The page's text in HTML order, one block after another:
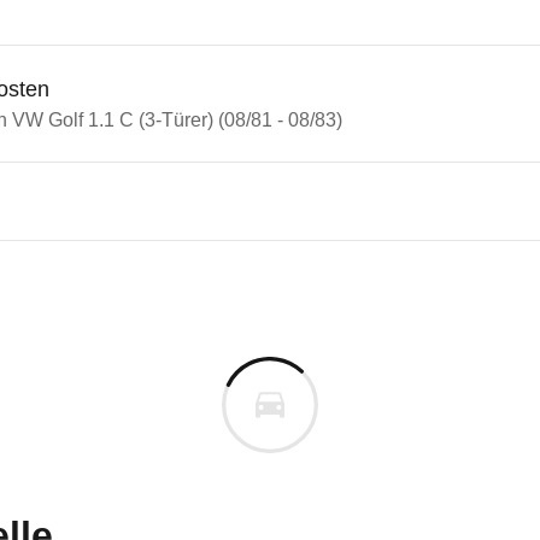
VW Golf 1.1 C (3-Türer) (08/81 - 08/83)
Lassen Sie uns gerne wissen, wenn Sie